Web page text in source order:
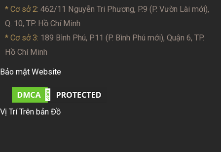
* Cơ sở 2: 462/11 Nguyễn Tri Phương, P.9 (P. Vườn Lài mới),
Q. 10, TP. Hồ Chí Minh
* Cơ sở 3: 189 Bình Phú, P.11 (P. Bình Phú mới), Quận 6, TP.
Hồ Chí Minh
Bảo mật Website
Vị Trí Trên bản Đồ